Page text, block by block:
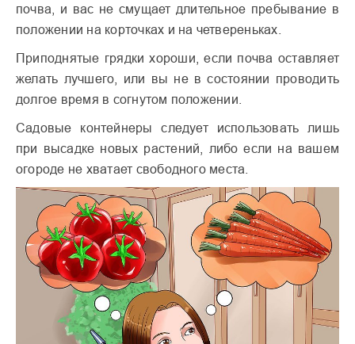
почва, и вас не смущает длительное пребывание в
положении на корточках и на четвереньках.
Приподнятые грядки хороши, если почва оставляет
желать лучшего, или вы не в состоянии проводить
долгое время в согнутом положении.
Садовые контейнеры следует использовать лишь
при высадке новых растений, либо если на вашем
огороде не хватает свободного места.